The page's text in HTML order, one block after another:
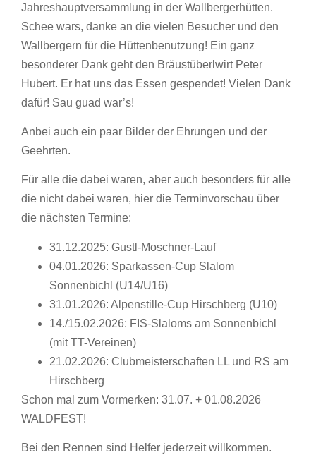
Jahreshauptversammlung in der Wallbergerhütten.
Schee wars, danke an die vielen Besucher und den
Wallbergern für die Hüttenbenutzung! Ein ganz
besonderer Dank geht den Bräustüberlwirt Peter
Hubert. Er hat uns das Essen gespendet! Vielen Dank
dafür! Sau guad war’s!
Anbei auch ein paar Bilder der Ehrungen und der
Geehrten.
Für alle die dabei waren, aber auch besonders für alle
die nicht dabei waren, hier die Terminvorschau über
die nächsten Termine:
31.12.2025: Gustl-Moschner-Lauf
04.01.2026: Sparkassen-Cup Slalom
Sonnenbichl (U14/U16)
31.01.2026: Alpenstille-Cup Hirschberg (U10)
14./15.02.2026: FIS-Slaloms am Sonnenbichl
(mit TT-Vereinen)
21.02.2026: Clubmeisterschaften LL und RS am
Hirschberg
Schon mal zum Vormerken: 31.07. + 01.08.2026
WALDFEST!
Bei den Rennen sind Helfer jederzeit willkommen.